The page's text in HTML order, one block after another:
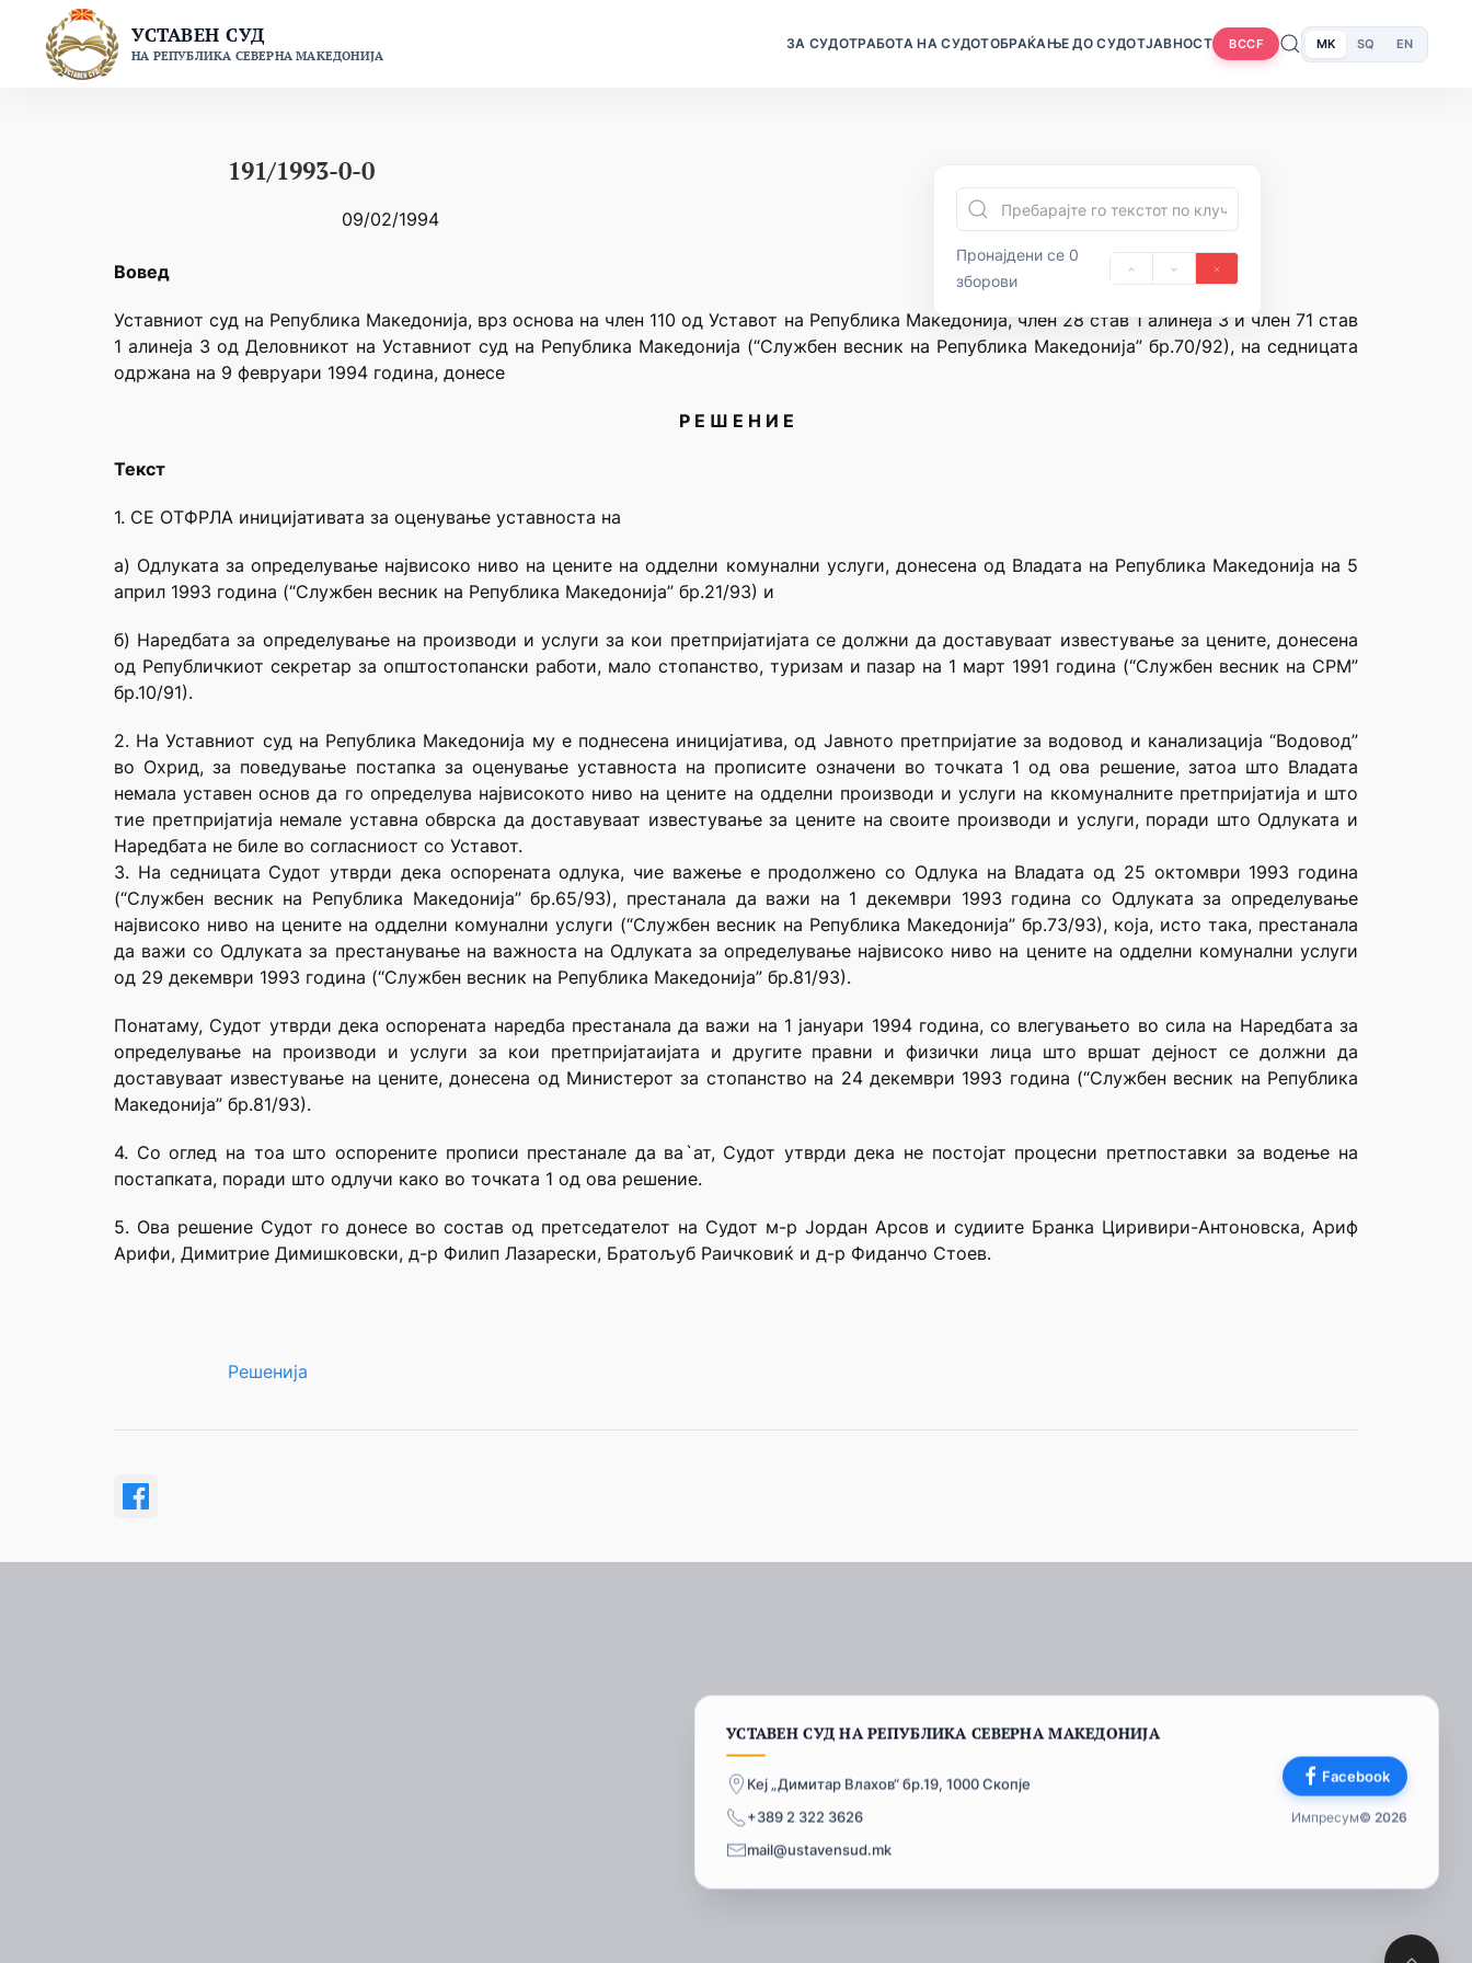
content
УСТАВЕН СУД
НА РЕПУБЛИКА СЕВЕРНА МАКЕДОНИЈА
ЗА СУДОТРАБОТА НА СУДОТОБРАЌАЊЕ ДО СУДОТЈАВНОСТ BCCF MK SQ EN
191/1993-0-0
09/02/1994
Пронајдени се 0
зборови
Вовед
Уставниот суд на Република Македонија, врз основа на член 110 од Уставот на Република Македонија, член 28 став 1 алинеја 3 и член 71 став
1 алинеја 3 од Деловникот на Уставниот суд на Република Македонија (“Службен весник на Република Македонија” бр.70/92), на седницата
одржана на 9 февруари 1994 година, донесе
Р Е Ш Е Н И Е
Текст
1. СЕ ОТФРЛА иницијативата за оценување уставноста на
а) Одлуката за определување највисоко ниво на цените на одделни комунални услуги, донесена од Владата на Република Македонија на 5
април 1993 година (“Службен весник на Република Македонија” бр.21/93) и
б) Наредбата за определување на производи и услуги за кои претпријатијата се должни да доставуваат известување за цените, донесена
од Републичкиот секретар за општостопански работи, мало стопанство, туризам и пазар на 1 март 1991 година (“Службен весник на СРМ”
бр.10/91).
2. На Уставниот суд на Република Македонија му е поднесена иницијатива, од Јавното претпријатие за водовод и канализација “Водовод”
во Охрид, за поведување постапка за оценување уставноста на прописите означени во точката 1 од ова решение, затоа што Владата
немала уставен основ да го определува највисокото ниво на цените на одделни производи и услуги на ккомуналните претпријатија и што
тие претпријатија немале уставна обврска да доставуваат известување за цените на своите производи и услуги, поради што Одлуката и
Наредбата не биле во согласниост со Уставот.
3. На седницата Судот утврди дека оспорената одлука, чие важење е продолжено со Одлука на Владата од 25 октомври 1993 година
(“Службен весник на Република Македонија” бр.65/93), престанала да важи на 1 декември 1993 година со Одлуката за определување
највисоко ниво на цените на одделни комунални услуги (“Службен весник на Република Македонија” бр.73/93), која, исто така, престанала
да важи со Одлуката за престанување на важноста на Одлуката за определување највисоко ниво на цените на одделни комунални услуги
од 29 декември 1993 година (“Службен весник на Република Македонија” бр.81/93).
Понатаму, Судот утврди дека оспорената наредба престанала да важи на 1 јануари 1994 година, со влегувањето во сила на Наредбата за
определување на производи и услуги за кои претпријатаијата и другите правни и физички лица што вршат дејност се должни да
доставуваат известување на цените, донесена од Министерот за стопанство на 24 декември 1993 година (“Службен весник на Република
Македонија” бр.81/93).
4. Со оглед на тоа што оспорените прописи престанале да ва`ат, Судот утврди дека не постојат процесни претпоставки за водење на
постапката, поради што одлучи како во точката 1 од ова решение.
5. Ова решение Судот го донесе во состав од претседателот на Судот м-р Јордан Арсов и судиите Бранка Циривири-Антоновска, Ариф
Арифи, Димитрие Димишковски, д-р Филип Лазарески, Братољуб Раичковиќ и д-р Фиданчо Стоев.
Решенија
УСТАВЕН СУД НА РЕПУБЛИКА СЕВЕРНА МАКЕДОНИЈА
Кеј „Димитар Влахов“ бр.19, 1000 Скопје
+389 2 322 3626
mail@ustavensud.mk
Facebook
Импресум© 2026